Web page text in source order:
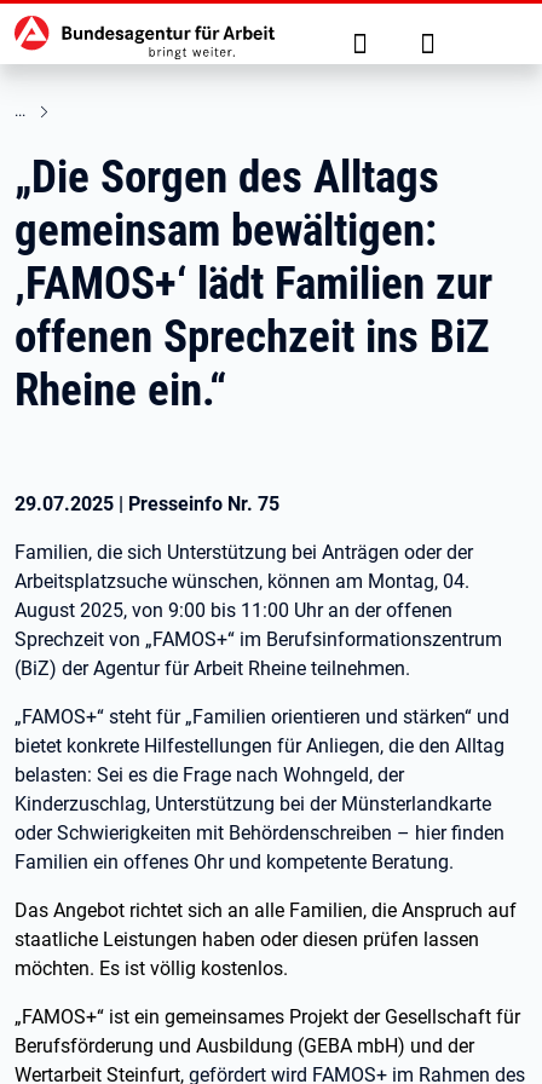
zu den Hauptinhalten springen
Hauptnavigation Suche Anmelden
„Die Sorgen des Alltags
gemeinsam bewältigen:
‚FAMOS+‘ lädt Familien zur
offenen Sprechzeit ins BiZ
Rheine ein.“
29.07.2025 | Presseinfo Nr. 75
Familien, die sich Unterstützung bei Anträgen oder der
Arbeitsplatzsuche wünschen, können am Montag, 04.
August 2025, von 9:00 bis 11:00 Uhr an der offenen
Sprechzeit von „FAMOS+“ im Berufsinformationszentrum
(BiZ) der Agentur für Arbeit Rheine teilnehmen.
„FAMOS+“ steht für „Familien orientieren und stärken“ und
bietet konkrete Hilfestellungen für Anliegen, die den Alltag
belasten: Sei es die Frage nach Wohngeld, der
Kinderzuschlag, Unterstützung bei der Münsterlandkarte
oder Schwierigkeiten mit Behördenschreiben – hier finden
Familien ein offenes Ohr und kompetente Beratung.
Das Angebot richtet sich an alle Familien, die Anspruch auf
staatliche Leistungen haben oder diesen prüfen lassen
möchten. Es ist völlig kostenlos.
„FAMOS+“ ist ein gemeinsames Projekt der Gesellschaft für
Berufsförderung und Ausbildung (GEBA mbH) und der
Wertarbeit Steinfurt, gefördert wird FAMOS+ im Rahmen des